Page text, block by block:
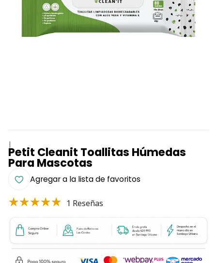
|
Petit Cleanit Toallitas Húmedas
Para Mascotas
Agregar a la lista de favoritos
1 Reseñas